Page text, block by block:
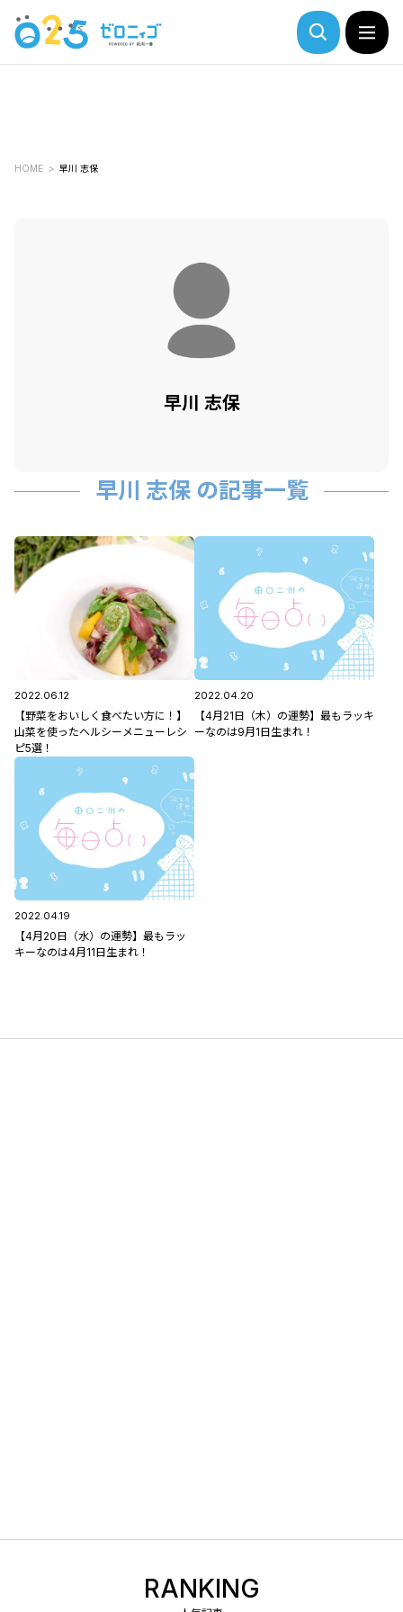
HOME 早川 志保
早川 志保
早川 志保 の記事一覧
2022.06.12
【野菜をおいしく食べたい方に！】
山菜を使ったヘルシーメニューレシ
ピ5選！
2022.04.20
【4月21日（木）の運勢】最もラッキ
ーなのは9月1日生まれ！
2022.04.19
【4月20日（水）の運勢】最もラッ
キーなのは4月11日生まれ！
RANKING